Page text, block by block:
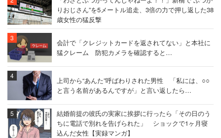
りおじさん”を5メートル追走、3倍の力で押し返した38
歳女性の猛反撃
会計で「クレジットカードを返されてない」と本社に
猛クレーム 防犯カメラを確認すると…
上司から“あんた”呼ばわりされた男性 「私には、○○
と言う名前があるんですが」と言い返したら…
結婚前提の彼氏の実家に挨拶に行ったら「その日のう
ちに電話で別れを告げられた」 ショックで1ヶ月寝
込んだ女性【実録マンガ】